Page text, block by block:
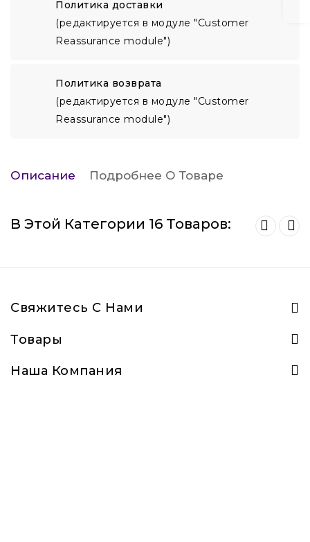
Политика доставки
(редактируется в модуле "Customer
Reassurance module")
Политика возврата
(редактируется в модуле "Customer
Reassurance module")
Описание Подробнее О Товаре
В Этой Категории 16 Товаров:
Свяжитесь С Нами
Товары
Наша Компания